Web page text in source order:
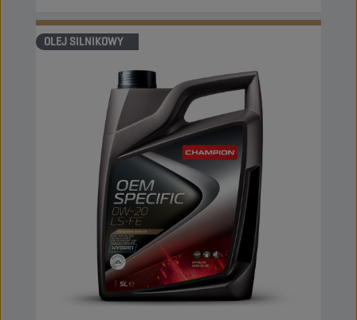
OLEJ SILNIKOWY